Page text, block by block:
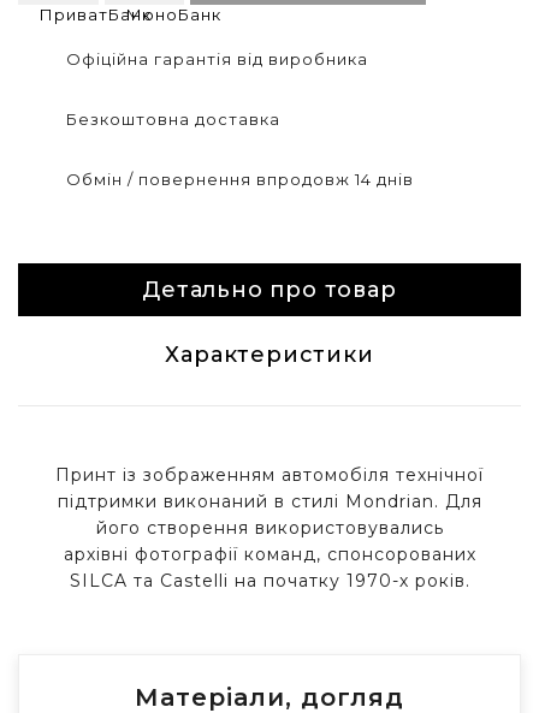
Офіційна гарантія від виробника
Безкоштовна доставка
Обмін / повернення впродовж 14 днів
Детально про товар
Характеристики
Принт із зображенням автомобіля технічної
підтримки виконаний в стилі Mondrian. Для
його створення використовувались
архівні фотографії команд, спонсорованих
SILCA та Castelli на початку 1970-х років.
Матеріали, догляд